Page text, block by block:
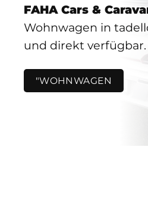
FAHA Cars &
Wohnwagen in
und direkt verfügbar.
"WOHNWAGEN